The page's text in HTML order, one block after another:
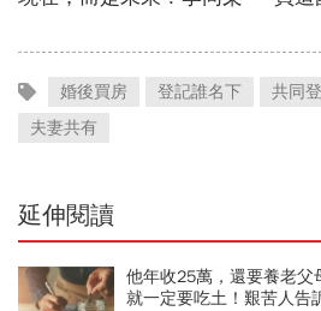
婚後買房 登記誰名下 共同
夫妻共有
延伸閱讀
他年收25萬，還要養老
就一定要吃土！艱苦人告